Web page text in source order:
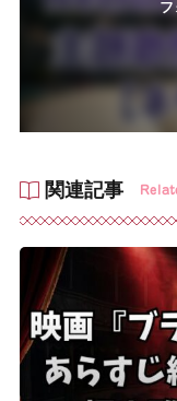
フ
関連記事